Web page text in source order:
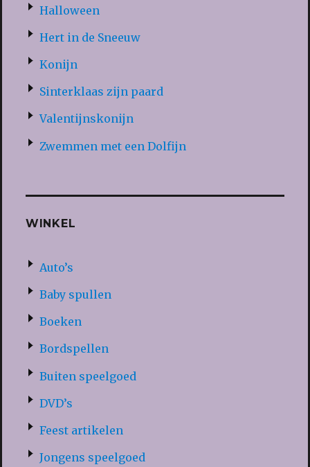
Halloween
Hert in de Sneeuw
Konijn
Sinterklaas zijn paard
Valentijnskonijn
Zwemmen met een Dolfijn
WINKEL
Auto’s
Baby spullen
Boeken
Bordspellen
Buiten speelgoed
DVD’s
Feest artikelen
Jongens speelgoed